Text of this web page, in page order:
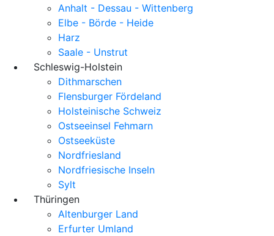
Anhalt - Dessau - Wittenberg
Elbe - Börde - Heide
Harz
Saale - Unstrut
Schleswig-Holstein
Dithmarschen
Flensburger Fördeland
Holsteinische Schweiz
Ostseeinsel Fehmarn
Ostseeküste
Nordfriesland
Nordfriesische Inseln
Sylt
Thüringen
Altenburger Land
Erfurter Umland